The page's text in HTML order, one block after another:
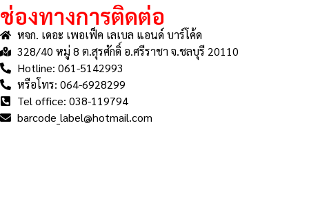
ช่องทางการติดต่อ
หจก. เดอะ เพอเฟ็ค เลเบล แอนด์ บาร์โค้ด
328/40 หมู่ 8 ต.สุรศักดิ์ อ.ศรีราชา จ.ชลบุรี 20110
Hotline: 061-5142993
หรือโทร: 064-6928299
Tel office: 038-119794
barcode_label@hotmail.com